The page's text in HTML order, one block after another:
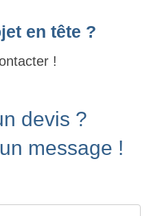
en tête ?
!
devis ?
message !